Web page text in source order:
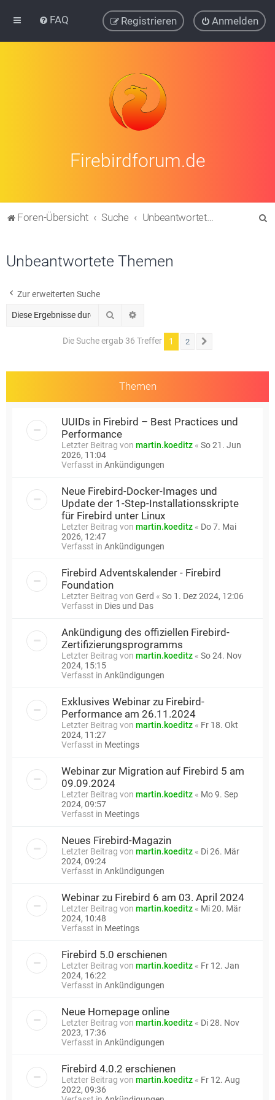
FAQ Anmelden
Registrieren
Firebirdforum.de
Foren-Übersicht Suche Unbeantwortete Themen
Unbeantwortete Themen
Zur erweiterten Suche
Suche
Die Suche ergab 36 Treffer 1 2
Themen
UUIDs in Firebird – Best Practices und
Performance
Letzter Beitrag von martin.koeditz « So 21. Jun
2026, 11:04
Verfasst in Ankündigungen
Neue Firebird-Docker-Images und
Update der 1-Step-Installationsskripte
für Firebird unter Linux
Letzter Beitrag von martin.koeditz « Do 7. Mai
2026, 12:47
Verfasst in Ankündigungen
Firebird Adventskalender - Firebird
Foundation
Letzter Beitrag von Gerd « So 1. Dez 2024, 12:06
Verfasst in Dies und Das
Ankündigung des offiziellen Firebird-
Zertifizierungsprogramms
Letzter Beitrag von martin.koeditz « So 24. Nov
2024, 15:15
Verfasst in Ankündigungen
Exklusives Webinar zu Firebird-
Performance am 26.11.2024
Letzter Beitrag von martin.koeditz « Fr 18. Okt
2024, 11:27
Verfasst in Meetings
Webinar zur Migration auf Firebird 5 am
09.09.2024
Letzter Beitrag von martin.koeditz « Mo 9. Sep
2024, 09:57
Verfasst in Meetings
Neues Firebird-Magazin
Letzter Beitrag von martin.koeditz « Di 26. Mär
2024, 09:24
Verfasst in Ankündigungen
Webinar zu Firebird 6 am 03. April 2024
Letzter Beitrag von martin.koeditz « Mi 20. Mär
2024, 10:48
Verfasst in Meetings
Firebird 5.0 erschienen
Letzter Beitrag von martin.koeditz « Fr 12. Jan
2024, 16:22
Verfasst in Ankündigungen
Neue Homepage online
Letzter Beitrag von martin.koeditz « Di 28. Nov
2023, 17:36
Verfasst in Ankündigungen
Firebird 4.0.2 erschienen
Letzter Beitrag von martin.koeditz « Fr 12. Aug
2022, 09:36